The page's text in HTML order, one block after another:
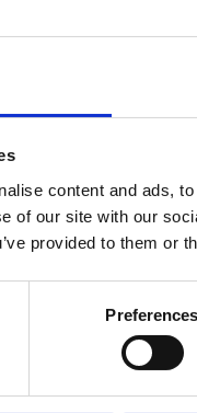
content and ads,
of our site with our
provided to them or
Preferences
ZIEGEN